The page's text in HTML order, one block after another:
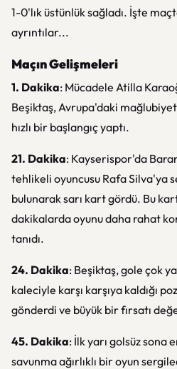
1-0'lık üstünlük sağladı. İşte
ayrıntılar...
Maçın Gelişmeleri
1. Dakika: Mücadele Atilla
Beşiktaş, Avrupa'daki
hızlı bir başlangıç yaptı.
21. Dakika: Kayserispor'da
tehlikeli oyuncusu Rafa Silva'ya
bulunarak sarı kart gördü. Bu
dakikalarda oyunu daha rahat
tanıdı.
24. Dakika: Beşiktaş, gole çok
kaleciyle karşı karşıya kaldığı
gönderdi ve büyük bir fırsatı
45. Dakika: İlk yarı golsüz sona
savunma ağırlıklı bir oyun